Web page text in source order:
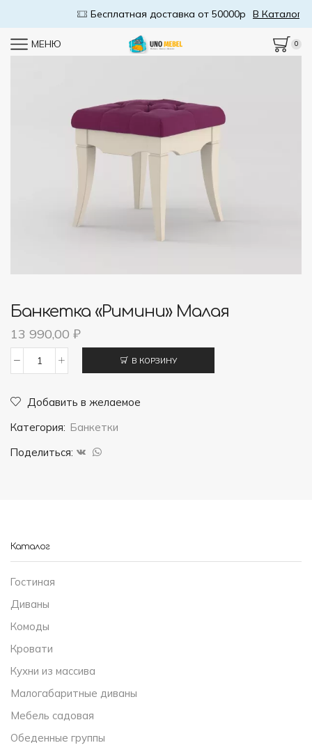
Бесплатная доставка от 50000р В Каталог
МЕНЮ 0
Банкетка «Римини» Малая
13 990,00 ₽
Банкетка
"Римини"
малая
В КОРЗИНУ
Добавить в желаемое
Категория: Банкетки
Поделиться:
Каталог
Гостиная
Диваны
Комоды
Кровати
Кухни из массива
Малогабаритные диваны
Мебель садовая
Обеденные группы